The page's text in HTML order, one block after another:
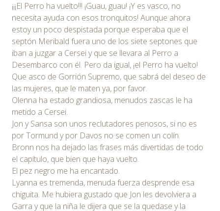
¡¡¡El Perro ha vuelto!!! ¡Guau, guau! ¡Y es vasco, no
necesita ayuda con esos tronquitos! Aunque ahora
estoy un poco despistada porque esperaba que el
septón Meribald fuera uno de los siete septones que
iban a juzgar a Cersei y que se llevara al Perro a
Desembarco con él. Pero da igual, ¡el Perro ha vuelto!
Que asco de Gorrión Supremo, que sabrá del deseo de
las mujeres, que le maten ya, por favor.
Olenna ha estado grandiosa, menudos zascas le ha
metido a Cersei.
Jon y Sansa son unos reclutadores penosos, si no es
por Tormund y por Davos no se comen un colín.
Bronn nos ha dejado las frases más divertidas de todo
el capítulo, que bien que haya vuelto.
El pez negro me ha encantado.
Lyanna es tremenda, menuda fuerza desprende esa
chiguita. Me hubiera gustado que Jon les devolviera a
Garra y que la niña le dijera que se la quedase y la